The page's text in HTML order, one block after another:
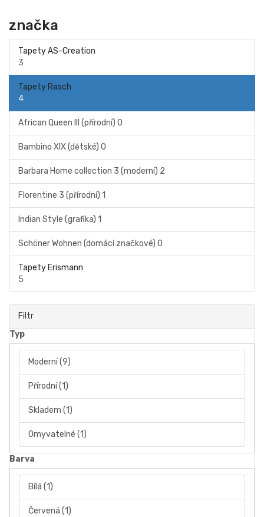
značka
Tapety AS-Creation
3
Tapety Rasch
4
African Queen III (přírodní) 0
Bambino XIX (dětské) 0
Barbara Home collection 3 (moderní) 2
Florentine 3 (přírodní) 1
Indian Style (grafika) 1
Schöner Wohnen (domácí značkové) 0
Tapety Erismann
5
Filtr
Typ
Moderní(9)
Přírodní(1)
Skladem (1)
Omyvatelné (1)
Barva
Bílá (1)
Červená (1)